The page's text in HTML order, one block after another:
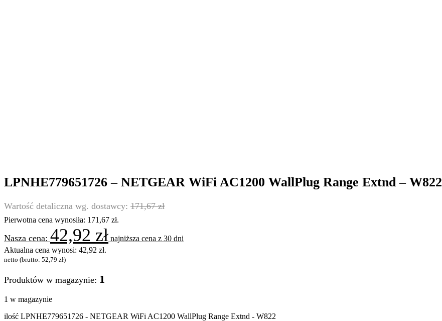
LPNHE779651726 – NETGEAR WiFi AC1200 WallPlug Range Extnd – W822
171,67zł
Pierwotna cena wynosiła: 171,67 zł.
42,92 zł najniższa cena z 30 dni
Aktualna cena wynosi: 42,92 zł.
netto (brutto: 52,79 zł)
Produktów w magazynie: 1
1 w magazynie
ilość LPNHE779651726 - NETGEAR WiFi AC1200 WallPlug Range Extnd - W822